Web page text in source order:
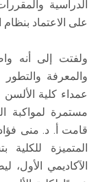
الدراسية
على الاعتماد بنظام
ولفتت إلى أنه
والمعرفة
عمداء كلية
مستمرة لمواكبة
قامت أ. د. منى
المتميزة للكلية
الآكاديمي الأول،